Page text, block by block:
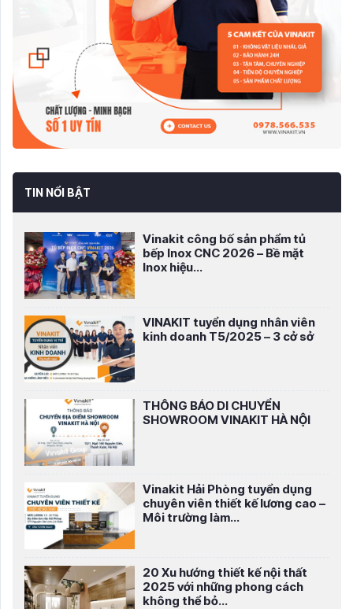
TIN NỔI BẬT
Vinakit công bố sản phẩm tủ
bếp Inox CNC 2026 – Bề mặt
Inox hiệu...
VINAKIT tuyển dụng nhân viên
kinh doanh T5/2025 – 3 cở sở
THÔNG BÁO DI CHUYỂN
SHOWROOM VINAKIT HÀ NỘI
Vinakit Hải Phòng tuyển dụng
chuyên viên thiết kế lương cao –
Môi trường làm...
20 Xu hướng thiết kế nội thất
2025 với những phong cách
không thể bỏ...